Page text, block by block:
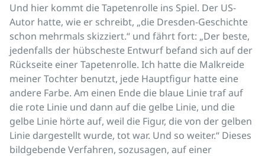
Und hier kommt die Tapetenrolle ins Spiel. Der US-
Autor hatte, wie er schreibt, „die Dresden-Geschichte
schon mehrmals skizziert.“ und fährt fort: „Der beste,
jedenfalls der hübscheste Entwurf befand sich auf der
Rückseite einer Tapetenrolle. Ich hatte die Malkreide
meiner Tochter benutzt, jede Hauptfigur hatte eine
andere Farbe. Am einen Ende die blaue Linie traf auf
die rote Linie und dann auf die gelbe Linie, und die
gelbe Linie hörte auf, weil die Figur, die von der gelben
Linie dargestellt wurde, tot war. Und so weiter.“ Dieses
bildgebende Verfahren, sozusagen, auf einer